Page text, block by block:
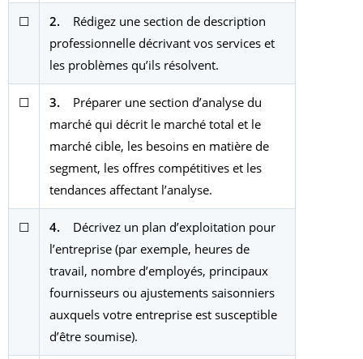
☐ 2. Rédigez une section de description
professionnelle décrivant vos services et
les problèmes qu’ils résolvent.
☐ 3. Préparer une section d’analyse du
marché qui décrit le marché total et le
marché cible, les besoins en matière de
segment, les offres compétitives et les
tendances affectant l’analyse.
☐ 4. Décrivez un plan d’exploitation pour
l’entreprise (par exemple, heures de
travail, nombre d’employés, principaux
fournisseurs ou ajustements saisonniers
auxquels votre entreprise est susceptible
d’être soumise).